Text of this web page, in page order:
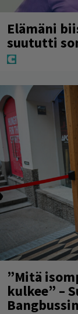
Elämäni
suututti
”Mitä
kulkee” –